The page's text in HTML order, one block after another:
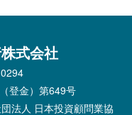
式会社
登金）第649号
法人 日本投資顧問業協